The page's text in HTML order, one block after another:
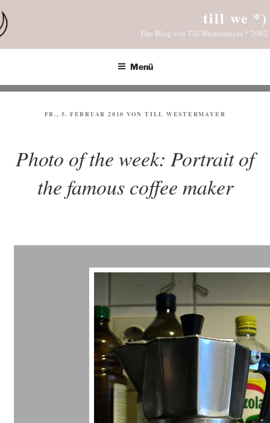
Inhalt
springen
till we *)
Das Blog von Till Westermayer * 2002
Menü
VERÖFFENTLICHT
FR., 5. FEBRUAR 2010 VON TILL WESTERMAYER
Photo of the week: Portrait of
the famous coffee maker